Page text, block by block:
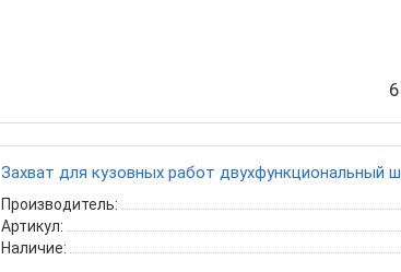
Захват для кузовных работ двухфункциональный
Производитель:
Артикул:
Наличие: